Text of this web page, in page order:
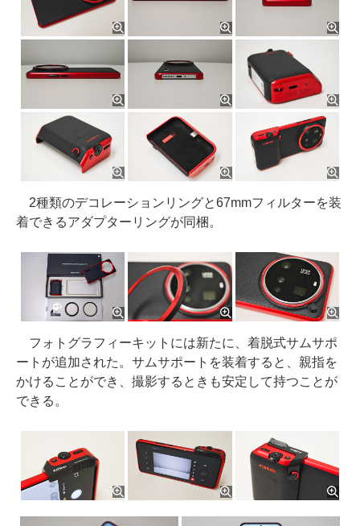
2種類のデコレーションリングと67mmフィルターを装
着できるアダプターリングが同梱。
フォトグラフィーキットには新たに、着脱式サムサポ
ートが追加された。サムサポートを装着すると、親指を
かけることができ、撮影するときも安定して持つことが
できる。